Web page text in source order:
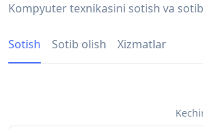
Kompyuter texnikasini sotish va
Sotish Sotib olish Xizmatlar